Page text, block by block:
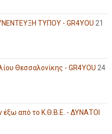
ΤΥΠΟΥ - GR4YOU 21
Θεσσαλονίκης - GR4YOU 24
έξω από το Κ.Θ.Β.Ε. - ΔΥΝΑΤΟΙ